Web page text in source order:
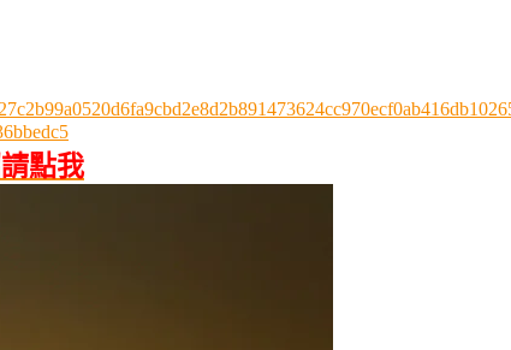
點我